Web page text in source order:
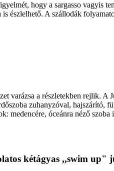
hogy a sargasso vagyis
is észlelhető. A szállodák
varázsa a részletekben rejlik. A
zuhanyzóval, hajszárító,
medencére, óceánra néző szoba
kétágyas ,,swim up"